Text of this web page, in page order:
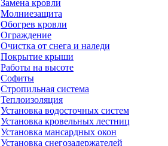
Замена кровли
Молниезащита
Обогрев кровли
Ограждение
Очистка от снега и наледи
Покрытие крыши
Работы на высоте
Софиты
Стропильная система
Теплоизоляция
Установка водосточных систем
Установка кровельных лестниц
Установка мансардных окон
Установка снегозадержателей